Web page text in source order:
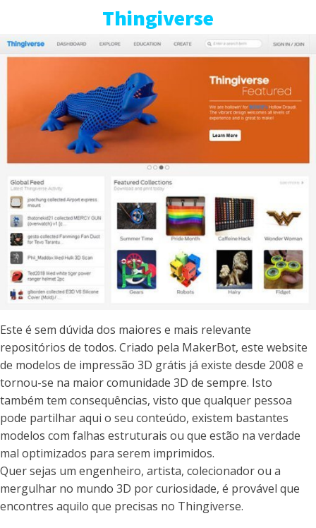
Thingiverse
Este é sem dúvida dos maiores e mais relevante
repositórios de todos. Criado pela MakerBot, este website
de modelos de impressão 3D grátis já existe desde 2008 e
tornou-se na maior comunidade 3D de sempre. Isto
também tem consequências, visto que qualquer pessoa
pode partilhar aqui o seu conteúdo, existem bastantes
modelos com falhas estruturais ou que estão na verdade
mal optimizados para serem imprimidos.
Quer sejas um engenheiro, artista, colecionador ou a
mergulhar no mundo 3D por curiosidade, é provável que
encontres aquilo que precisas no Thingiverse.